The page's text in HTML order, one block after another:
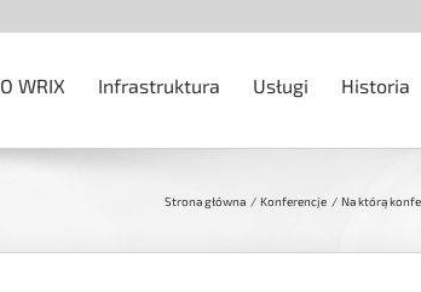
O WRIX Infrastruktura Usługi Historia
Strona główna Konferencje Na którą